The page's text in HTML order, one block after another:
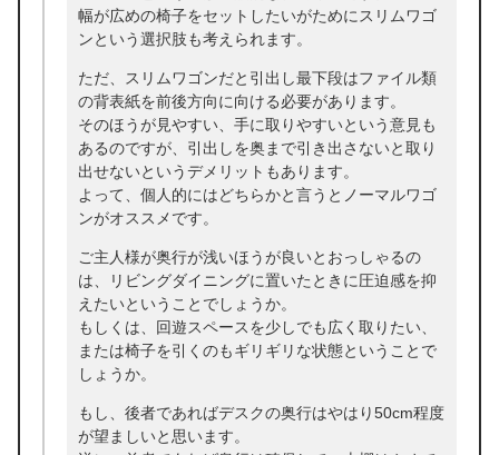
幅が広めの椅子をセットしたいがためにスリムワゴ
ンという選択肢も考えられます。
ただ、スリムワゴンだと引出し最下段はファイル類
の背表紙を前後方向に向ける必要があります。
そのほうが見やすい、手に取りやすいという意見も
あるのですが、引出しを奥まで引き出さないと取り
出せないというデメリットもあります。
よって、個人的にはどちらかと言うとノーマルワゴ
ンがオススメです。
ご主人様が奥行が浅いほうが良いとおっしゃるの
は、リビングダイニングに置いたときに圧迫感を抑
えたいということでしょうか。
もしくは、回遊スペースを少しでも広く取りたい、
または椅子を引くのもギリギリな状態ということで
しょうか。
もし、後者であればデスクの奥行はやはり50cm程度
が望ましいと思います。